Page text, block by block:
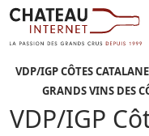
VDP/IGP CÔTES
GRANDS VINS DES
VDP/IGP